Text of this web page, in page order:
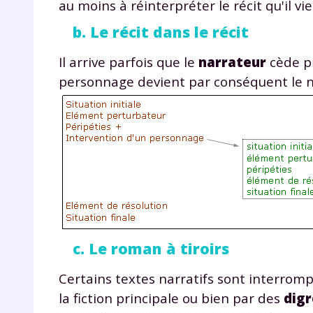
au moins à réinterpréter le récit qu'il
b. Le récit dans le récit
Il arrive parfois que le narrateur cède
personnage devient par conséquent le
c. Le roman à tiroirs
Certains textes narratifs sont
la fiction principale ou bien par des
* Votre
vos
Votre